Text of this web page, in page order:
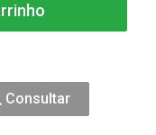
Consultar